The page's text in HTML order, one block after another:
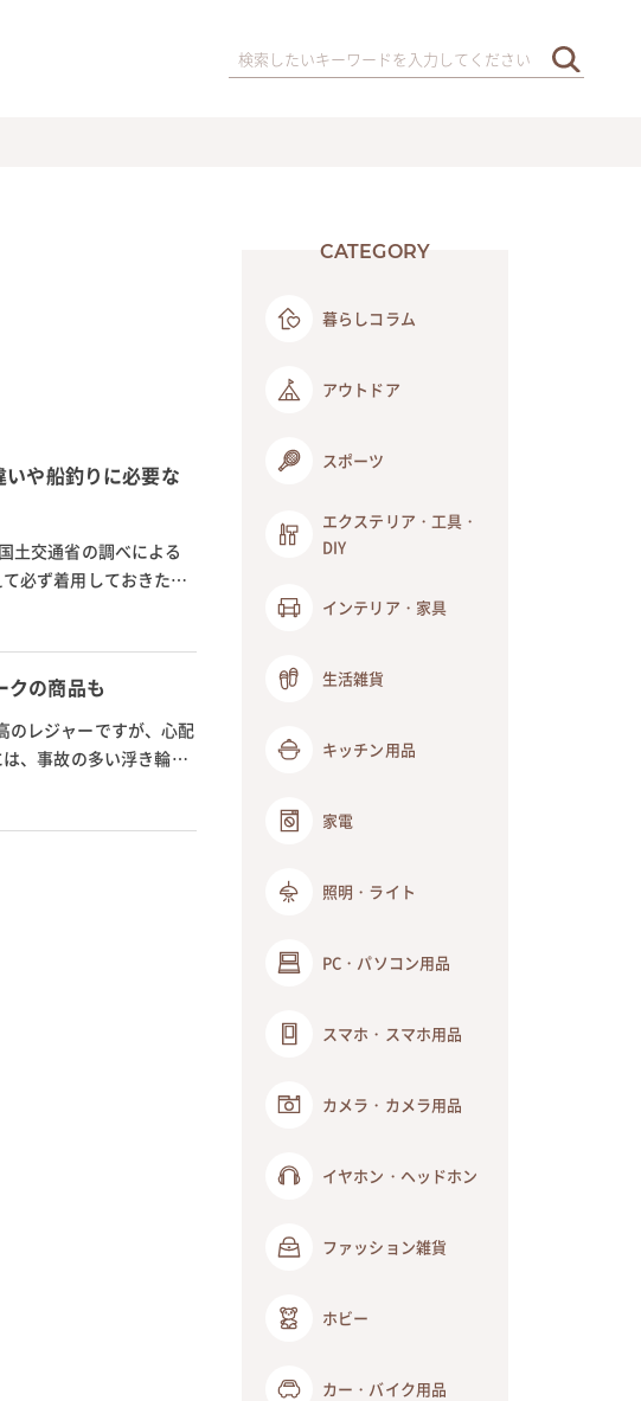
や船釣りに必要な
土交通省の調べによる
必ず着用しておきたい
クの商品も
のレジャーですが、心配
、事故の多い浮き輪で
CATEGORY
暮らしコラム
アウトドア
スポーツ
エクステリア・工具・
DIY
インテリア・家具
生活雑貨
キッチン用品
家電
照明・ライト
PC・パソコン用品
スマホ・スマホ用品
カメラ・カメラ用品
イヤホン・ヘッドホン
ファッション雑貨
ホビー
カー・バイク用品